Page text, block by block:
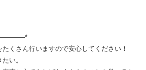
くさん行いますので安心してください！
い。